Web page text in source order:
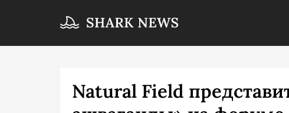
Natural Field